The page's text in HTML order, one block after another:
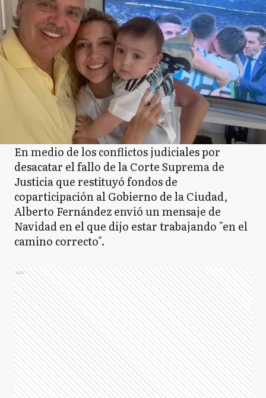
En medio de los conflictos judiciales por
desacatar el fallo de la Corte Suprema de
Justicia que restituyó fondos de
coparticipación al Gobierno de la Ciudad,
Alberto Fernández envió un mensaje de
Navidad en el que dijo estar trabajando "en el
camino correcto".
Ads